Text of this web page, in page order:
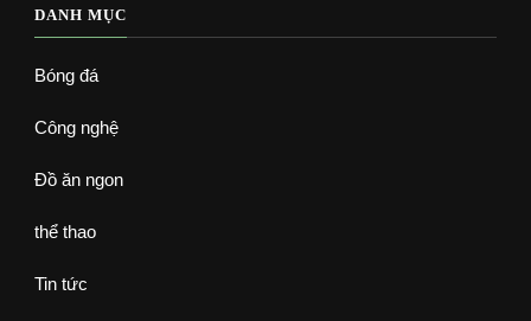
DANH MỤC
Bóng đá
Công nghệ
Đồ ăn ngon
thể thao
Tin tức